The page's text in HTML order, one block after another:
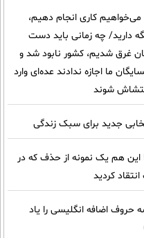
کاری انجام دهیم،
دارید/ چه زمانی باید دست
غرق شدیم، کشور نابود شد و
ما اجازه ندادند عده‌ای وارد
شوند
جدید برای سبک زندگی
این هم یک نمونه از حذف که در
کردید
حروف اضافه انگلیسی را یاد